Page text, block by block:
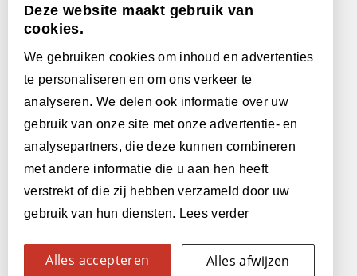
Let's meet!
Maak een afspraak in onze showroom
Onze verkooppunten
Met de steun van:
GERMAN
SWEDISH
Deze website maakt gebruik van
cookies.
We gebruiken cookies om inhoud en advertenties
te personaliseren en om ons verkeer te
analyseren. We delen ook informatie over uw
gebruik van onze site met onze advertentie- en
analysepartners, die deze kunnen combineren
met andere informatie die u aan hen heeft
verstrekt of die zij hebben verzameld door uw
gebruik van hun diensten. Lees verder
Alles accepteren Alles afwijzen